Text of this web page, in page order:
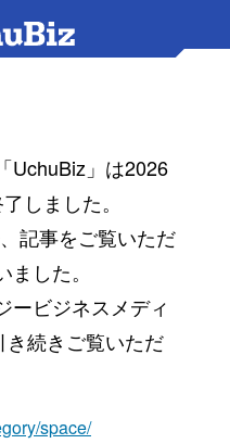
UchuBiz」は2026
しました。
記事をご覧いただ
した。
ービジネスメディ
続きご覧いただ
space/